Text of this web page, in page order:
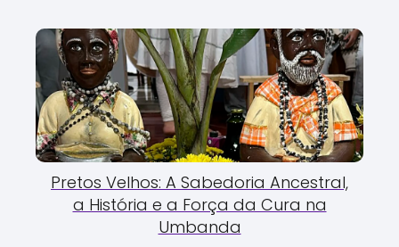
Pretos Velhos: A Sabedoria Ancestral,
a História e a Força da Cura na
Umbanda